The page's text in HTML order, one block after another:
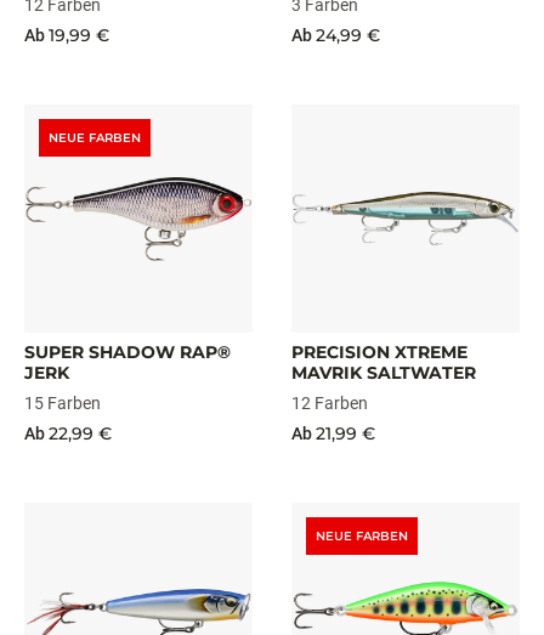
12 Farben
Ab19,99 €
3 Farben
Ab24,99 €
NEUE FARBEN
SUPER SHADOW RAP®
JERK
15 Farben
Ab22,99 €
PRECISION XTREME
MAVRIK SALTWATER
12 Farben
Ab21,99 €
NEUE FARBEN